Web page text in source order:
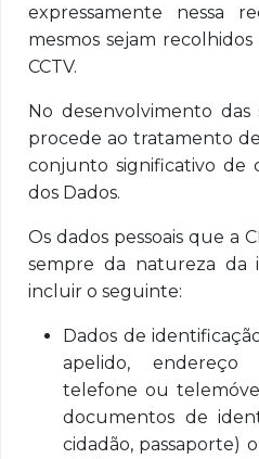
expressamente nessa
mesmos sejam
CCTV.
No desenvolvimento das
procede ao tratamento
conjunto significativo de
dos Dados.
Os dados pessoais que a
sempre da natureza da
incluir o seguinte:
Dados de
apelido,
telefone ou
documentos de
cidadão, passaporte)